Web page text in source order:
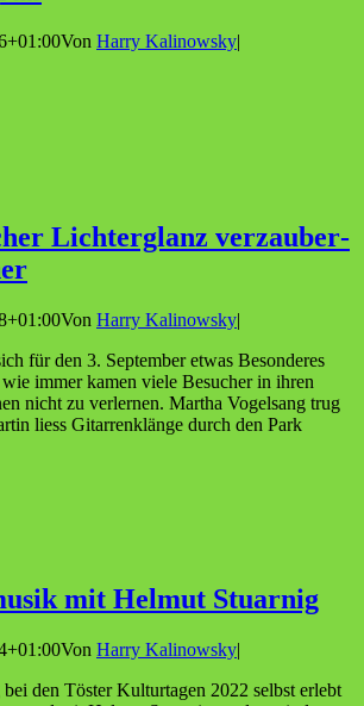
Von Harry Kalinowsky|
Lich­ter­glanz ver­zau­ber­
Von Harry Kalinowsky|
für den 3. September etwas Besonderes
immer kamen viele Besucher in ihren
nicht zu verlernen. Martha Vogelsang trug
liess Gitarrenklänge durch den Park
mit Hel­mut Stuarnig
Von Harry Kalinowsky|
den Töster Kulturtagen 2022 selbst erlebt